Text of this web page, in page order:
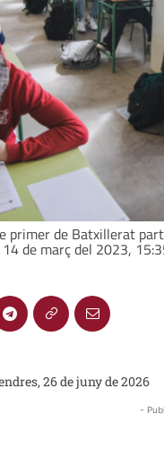
primer de Batxillerat
de març del 2023,
26 de juny de 2026
-